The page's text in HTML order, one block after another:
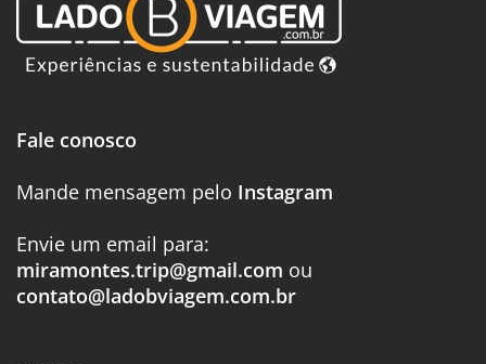
Fale conosco
Mande mensagem pelo Instagram
Envie um email para:
miramontes.trip@gmail.com ou
contato@ladobviagem.com.br